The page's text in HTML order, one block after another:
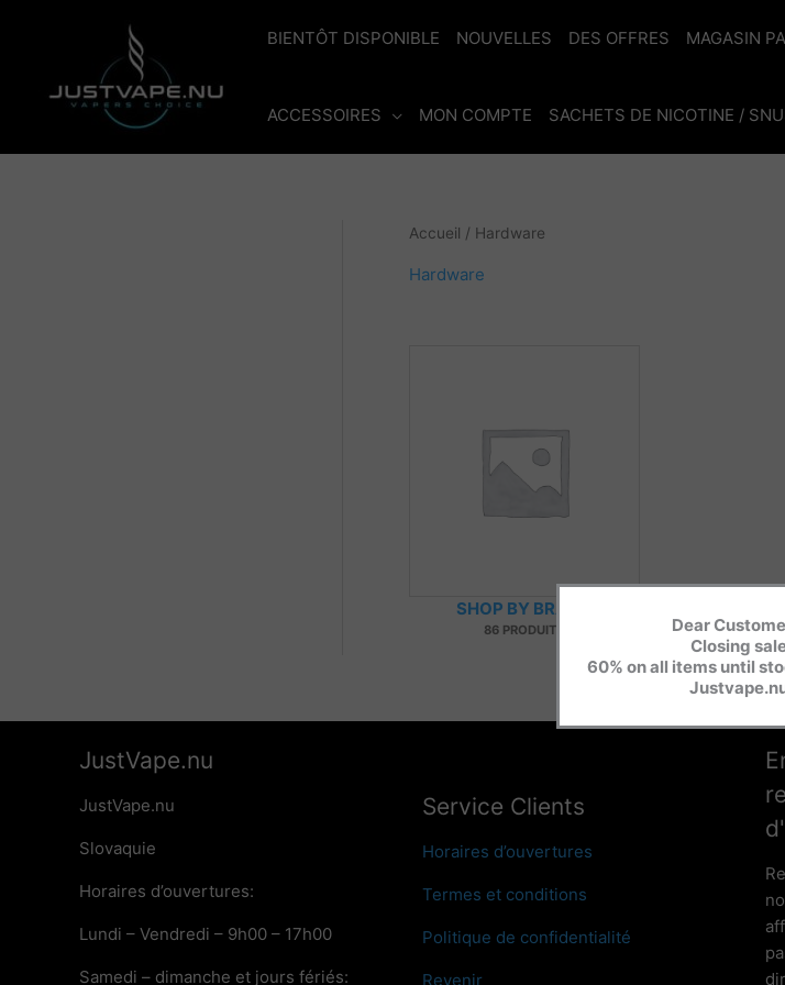
BIENTÔT DISPONIBLE NOUVELLES DES OFFRES MAGASIN
ACCESSOIRES MON COMPTE SACHETS DE NICOTINE /
Accueil / Hardware
Hardware
SHOP BY BRAND
86 PRODUITS
JustVape.nu
JustVape.nu
Slovaquie
Horaires d’ouvertures:
Lundi – Vendredi – 9h00 – 17h00
Samedi – dimanche et jours fériés:
Service Clients
Horaires d’ouvertures
Termes et conditions
Politique de confidentialité
Revenir
Dear
Closing
60% on all items until